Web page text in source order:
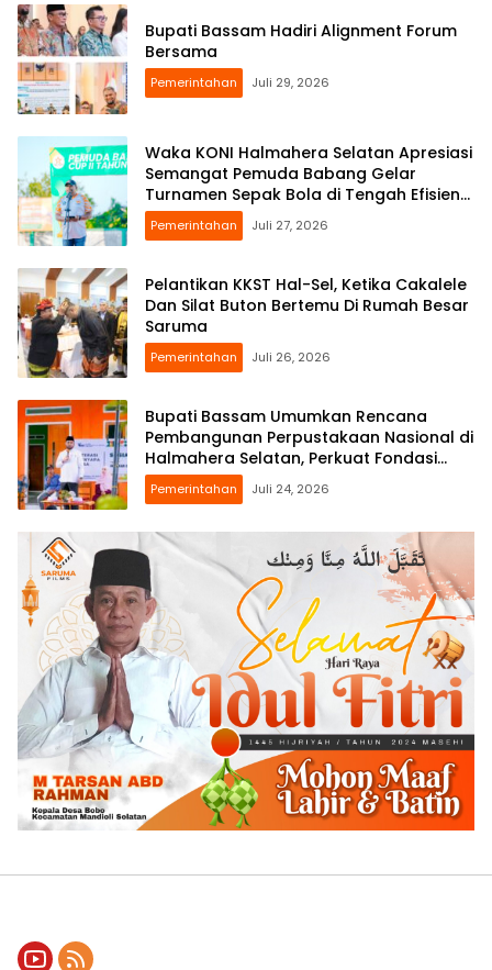
Bupati Bassam Hadiri Alignment Forum
Bersama
Pemerintahan Juli 29, 2026
Waka KONI Halmahera Selatan Apresiasi
Semangat Pemuda Babang Gelar
Turnamen Sepak Bola di Tengah Efisiensi
Anggaran
Pemerintahan Juli 27, 2026
Pelantikan KKST Hal-Sel, Ketika Cakalele
Dan Silat Buton Bertemu Di Rumah Besar
Saruma
Pemerintahan Juli 26, 2026
Bupati Bassam Umumkan Rencana
Pembangunan Perpustakaan Nasional di
Halmahera Selatan, Perkuat Fondasi
Literasi Daerah
Pemerintahan Juli 24, 2026